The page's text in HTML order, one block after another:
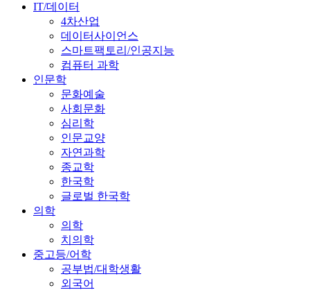
IT/데이터
4차산업
데이터사이언스
스마트팩토리/인공지능
컴퓨터 과학
인문학
문화예술
사회문화
심리학
인문교양
자연과학
종교학
한국학
글로벌 한국학
의학
의학
치의학
중고등/어학
공부법/대학생활
외국어